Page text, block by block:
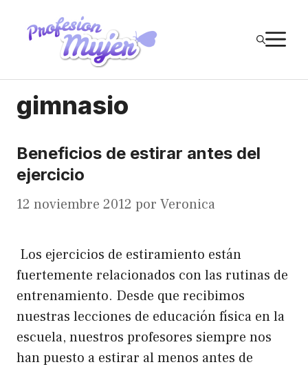
gimnasio
Beneficios de estirar antes del
ejercicio
12 noviembre 2012 por Veronica
Los ejercicios de estiramiento están
fuertemente relacionados con las rutinas de
entrenamiento. Desde que recibimos
nuestras lecciones de educación física en la
escuela, nuestros profesores siempre nos
han puesto a estirar al menos antes de